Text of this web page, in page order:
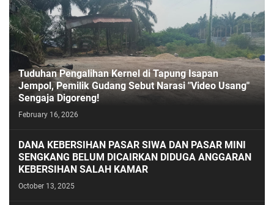
Tuduhan Pengalihan Kernel di Tapung Isapan
Jempol, Pemilik Gudang Sebut Narasi "Video Usang"
Sengaja Digoreng!
February 16, 2026
DANA KEBERSIHAN PASAR SIWA DAN PASAR MINI
SENGKANG BELUM DICAIRKAN DIDUGA ANGGARAN
KEBERSIHAN SALAH KAMAR
October 13, 2025